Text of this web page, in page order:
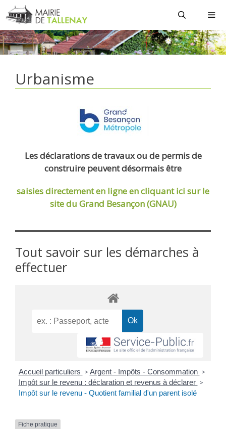
Aller
au
contenu
Urbanisme
Les déclarations de travaux ou de permis de
construire peuvent désormais être
saisies directement en ligneen cliquant ici sur le
site du Grand Besançon (GNAU)
Tout savoir sur les démarches à
effectuer
Accueil particuliers > Argent - Impôts - Consommation >
Impôt sur le revenu : déclaration et revenus à déclarer >
Impôt sur le revenu - Quotient familial d'un parent isolé
Fiche pratique